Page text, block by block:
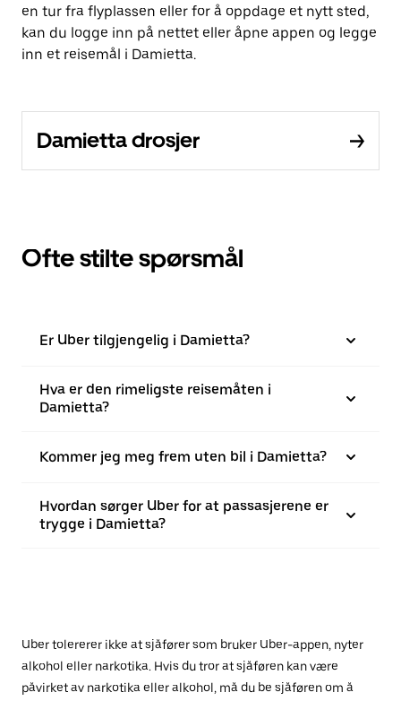
en tur fra flyplassen eller for å oppdage et nytt sted,
kan du logge inn på nettet eller åpne appen og legge
inn et reisemål i Damietta.
Damietta drosjer
Ofte stilte spørsmål
Er Uber tilgjengelig i Damietta?
Hva er den rimeligste reisemåten i
Damietta?
Kommer jeg meg frem uten bil i Damietta?
Hvordan sørger Uber for at passasjerene er
trygge i Damietta?
Uber tolererer ikke at sjåfører som bruker Uber-appen, nyter
alkohol eller narkotika. Hvis du tror at sjåføren kan være
påvirket av narkotika eller alkohol, må du be sjåføren om å